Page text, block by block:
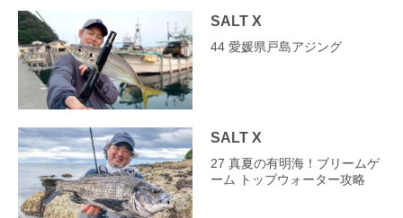
SALT X
44 愛媛県戸島アジング
SALT X
27 真夏の有明海！ブリームゲ
ーム トップウォーター攻略